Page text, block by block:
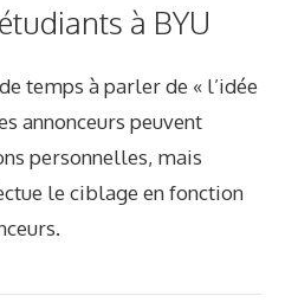
à BYU
temps à parler de « l’idée
annonceurs peuvent
personnelles, mais
le ciblage en fonction